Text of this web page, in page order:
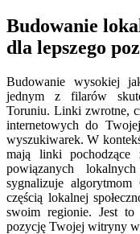
Budowanie
dla lepszego
Budowanie wysokiej
jednym z filarów
Toruniu. Linki zwrotne,
internetowych do
wyszukiwarek. W
mają linki
powiązanych
sygnalizuje
częścią lokalnej
swoim regionie. Jest to
pozycję Twojej witryny